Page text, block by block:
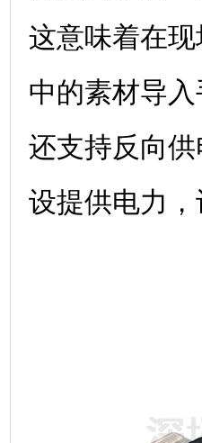
这意味着在
中的素材导
还支持反向
设提供电力